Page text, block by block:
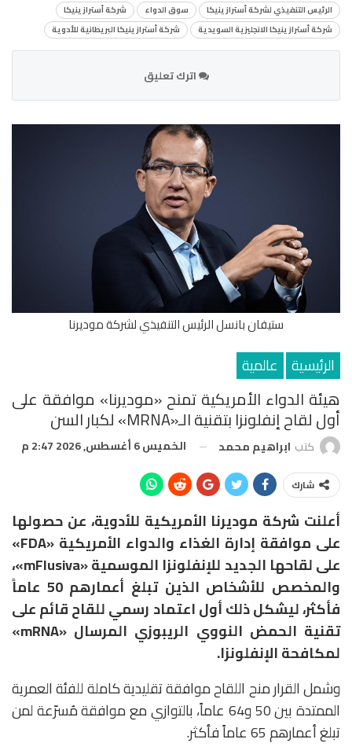
الرئيس التنفيذي لشركة أسترازينيكا
سوق الدواء
شركة أسترازينيكا
شركة أسترازينيكا الانجليزية السويدية
شركة أسترازينيكا البريطانية للأدوية
اترك تعليق
ستيفان بانسل الرئيس التنفيذي لشركة موديرنا
الرئيسية عالمية
هيئة الدواء الأمريكية تمنح «موديرنا» موافقة على
أول لقاح إنفلونزا بتقنية الـ«mRNA» لكبار السن
كتب ابراهيم محمد الخميس 6 أغسطس, 2026 2:47 م
شارك
أعلنت شركة موديرنا الأمريكية للأدوية، عن حصولها
على موافقة إدارة الغذاء والدواء الأمريكية «FDA»
على لقاحها الجديد للإنفلونزا الموسمية «mFlusiva»،
والمخصص للأشخاص الذين تبلغ أعمارهم 50 عاماً
فأكثر، ليشكل ذلك أول اعتماد رسمي للقاح قائم على
تقنية الحمض النووي الريبوزي المرسال «mRNA»
لمكافحة الإنفلونزا.
وشمل القرار منح اللقاح موافقة تقليدية كاملة للفئة العمرية
الممتدة بين 50 و64 عاماً، بالتوازي مع موافقة مُسرّعة لمن
تبلغ أعمارهم 65 عاماً فأكثر.